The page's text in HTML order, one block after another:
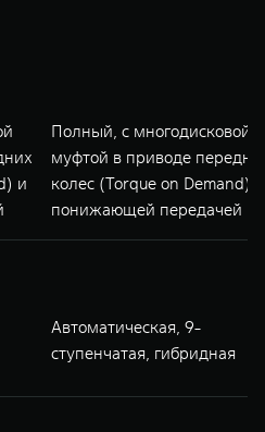
и
Полный, с многодисковой
муфтой в приводе
колес (Torque on Demand) и
понижающей передачей
Автоматическая, 9-
ступенчатая, гибридная